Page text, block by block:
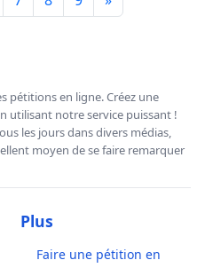
pétitions en ligne. Créez une
utilisant notre service puissant !
les jours dans divers médias,
moyen de se faire remarquer
Plus
Faire une pétition en